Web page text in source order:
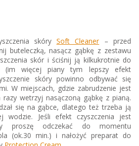
skórySoft Cleaner– przed
buteleczką, nasącz gąbkę z zestawu
skór i ściśnij ją kilkukrotnie do
(im więcej piany tym lepszy efekt
skóry powinno odbywać się
W miejscach, gdzie zabrudzenie jest
razy wetrzyj nasączoną gąbkę z pianą.
się na gąbce, dlatego też trzeba ją
wodzie. Jeśli efekt czyszczenia jest
proszę odczekać do momentu
(ok.30 min.) i nałożyć preparat do